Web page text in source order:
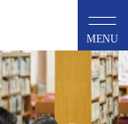
MENU